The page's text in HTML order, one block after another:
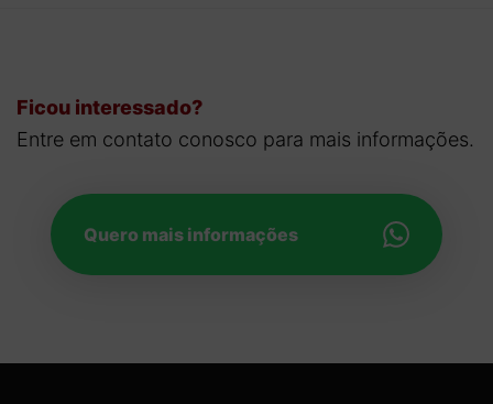
Ficou interessado?
Entre em contato conosco para mais informações.
Quero mais informações